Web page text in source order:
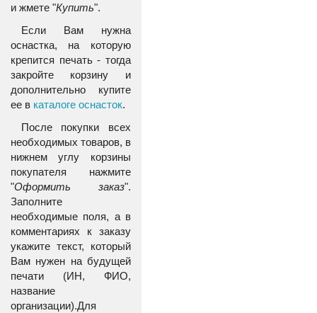
и жмете "Купить".
Если Вам нужна
оснастка, на которую
крепится печать - тогда
закройте корзину и
дополнительно купите
ее в каталоге оснасток.
После покупки всех
необходимых товаров, в
нижнем углу корзины
покупателя нажмите
"Оформить заказ".
Заполните
необходимые поля, а в
комментариях к заказу
укажите текст, который
Вам нужен на будущей
печати (ИН, ФИО,
название
организации).Для